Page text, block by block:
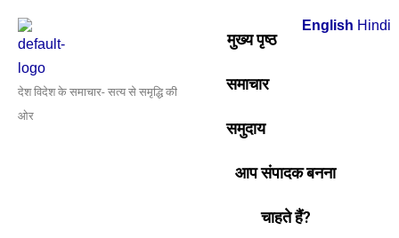
content
देश विदेश के समाचार- सत्य से समृद्धि की
ओर
मुख्य पृष्ठ
समाचार
समुदाय
आप संपादक बनना
चाहते हैं?
navigation
English Hindi